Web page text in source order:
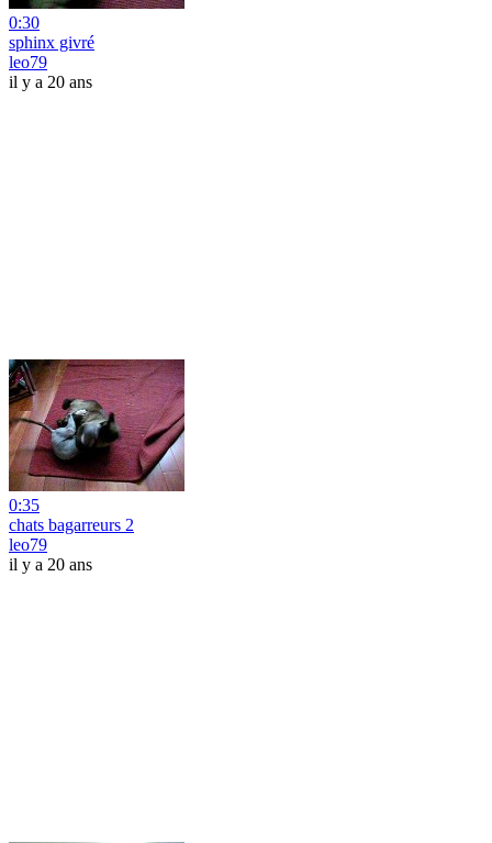
0:30
sphinx givré
leo79
il y a 20 ans
0:35
chats bagarreurs 2
leo79
il y a 20 ans